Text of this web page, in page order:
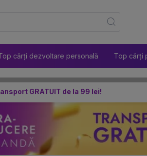
cărți dezvoltare personală Top cărți
GRATUIT de la 99 lei!